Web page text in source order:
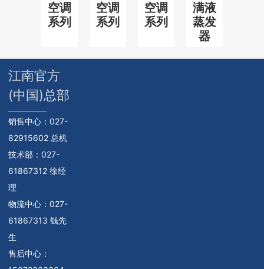
空调
系列
空调
系列
空调
系列
满液
蒸发
器
江南官方
(中国)总部
销售中心： 027-
82915602 总机
技术部： 027-
61867312 徐经
理
物流中心： 027-
61867313 钱先
生
售后中心：